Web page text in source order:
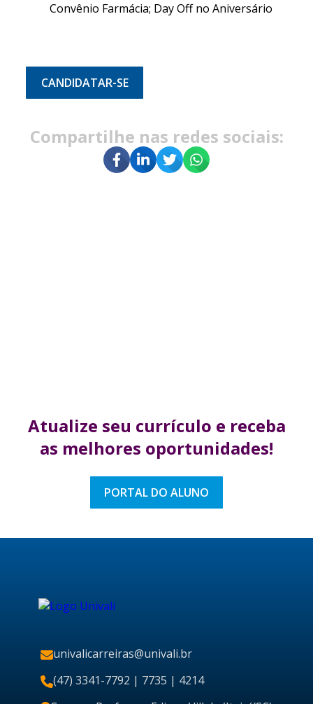
Convênio Farmácia; Day Off no Aniversário
CANDIDATAR-SE
Compartilhe nas redes sociais:
Atualize seu currículo e receba
as melhores oportunidades!
PORTAL DO ALUNO
univalicarreiras@univali.br
(47) 3341-7792 | 7735 | 4214